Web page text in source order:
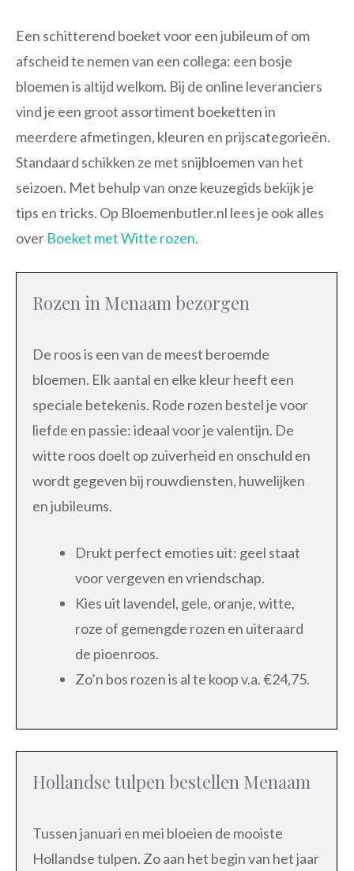
Een schitterend boeket voor een jubileum of om
afscheid te nemen van een collega: een bosje
bloemen is altijd welkom. Bij de online leveranciers
vind je een groot assortiment boeketten in
meerdere afmetingen, kleuren en prijscategorieën.
Standaard schikken ze met snijbloemen van het
seizoen. Met behulp van onze keuzegids bekijk je
tips en tricks. Op Bloemenbutler.nl lees je ook alles
over Boeket met Witte rozen.
Rozen in Menaam bezorgen
De roos is een van de meest beroemde
bloemen. Elk aantal en elke kleur heeft een
speciale betekenis. Rode rozen bestel je voor
liefde en passie: ideaal voor je valentijn. De
witte roos doelt op zuiverheid en onschuld en
wordt gegeven bij rouwdiensten, huwelijken
en jubileums.
Drukt perfect emoties uit: geel staat
voor vergeven en vriendschap.
Kies uit lavendel, gele, oranje, witte,
roze of gemengde rozen en uiteraard
de pioenroos.
Zo’n bos rozen is al te koop v.a. €24,75.
Hollandse tulpen bestellen Menaam
Tussen januari en mei bloeien de mooiste
Hollandse tulpen. Zo aan het begin van het jaar